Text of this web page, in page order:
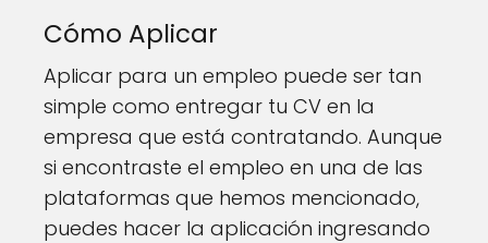
Cómo Aplicar
Aplicar para un empleo puede ser tan
simple como entregar tu CV en la
empresa que está contratando. Aunque
si encontraste el empleo en una de las
plataformas que hemos mencionado,
puedes hacer la aplicación ingresando